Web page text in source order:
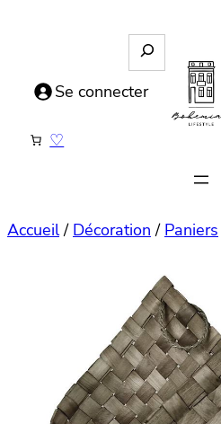
e
c
e
Se connecter
♡
Accueil/ Décoration / Paniers